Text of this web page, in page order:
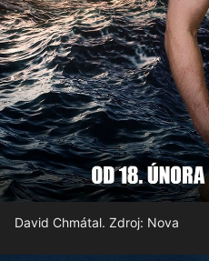
David Chmátal. Zdroj: Nova